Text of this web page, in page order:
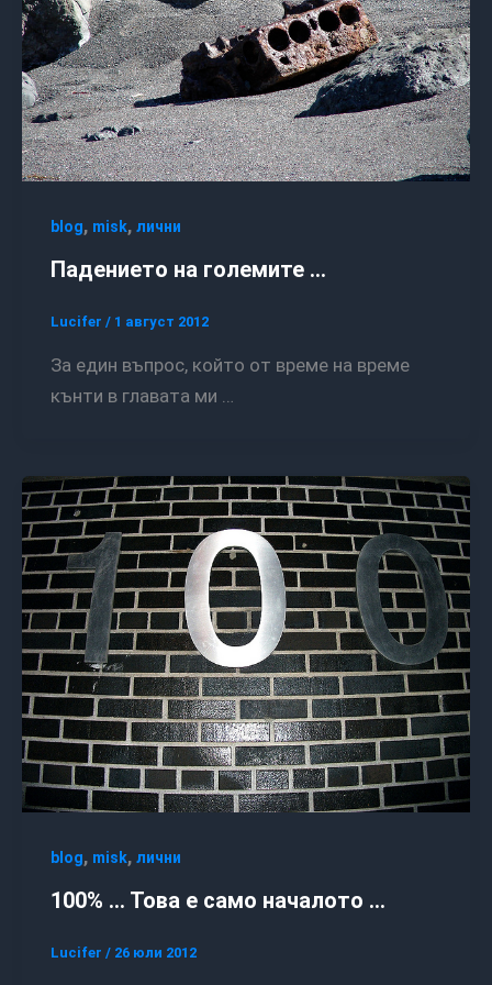
blog, misk, лични
Падението на големите …
Lucifer / 1 август 2012
За един въпрос, който от време на време
кънти в главата ми …
blog, misk, лични
100% … Това е само началото …
Lucifer / 26 юли 2012